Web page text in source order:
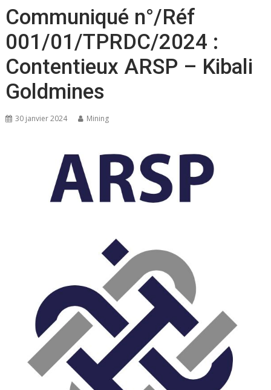
Communiqué n°/Réf
001/01/TPRDC/2024 :
Contentieux ARSP – Kibali
Goldmines
30 janvier 2024 Mining